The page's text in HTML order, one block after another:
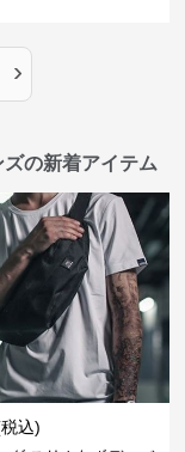
›
の新着アイテム
込)